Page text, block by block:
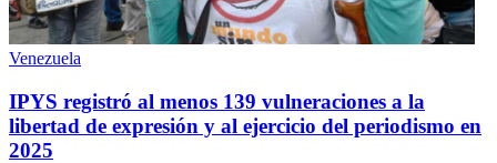
Venezuela
IPYS registró al menos 139 vulneraciones a la
libertad de expresión y al ejercicio del periodismo en
2025